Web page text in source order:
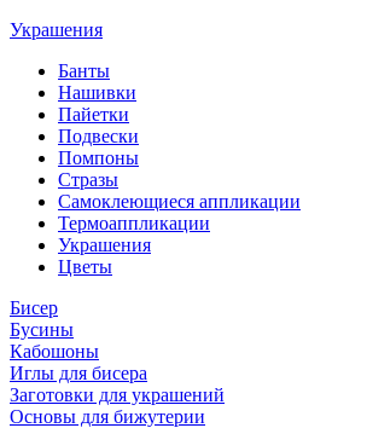
Украшения
Банты
Нашивки
Пайетки
Подвески
Помпоны
Стразы
Самоклеющиеся аппликации
Термоаппликации
Украшения
Цветы
Бисер
Бусины
Кабошоны
Иглы для бисера
Заготовки для украшений
Основы для бижутерии